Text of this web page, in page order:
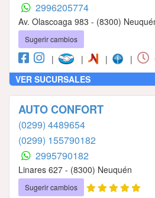
2996205774
Av. Olascoaga 983 - (8300)
Sugerir cambios
| | | |
VER SUCURSALES
AUTO CONFORT
(0299) 4489654
(0299) 155790182
2995790182
Linares 627 - (8300) Neuquén
Sugerir cambios